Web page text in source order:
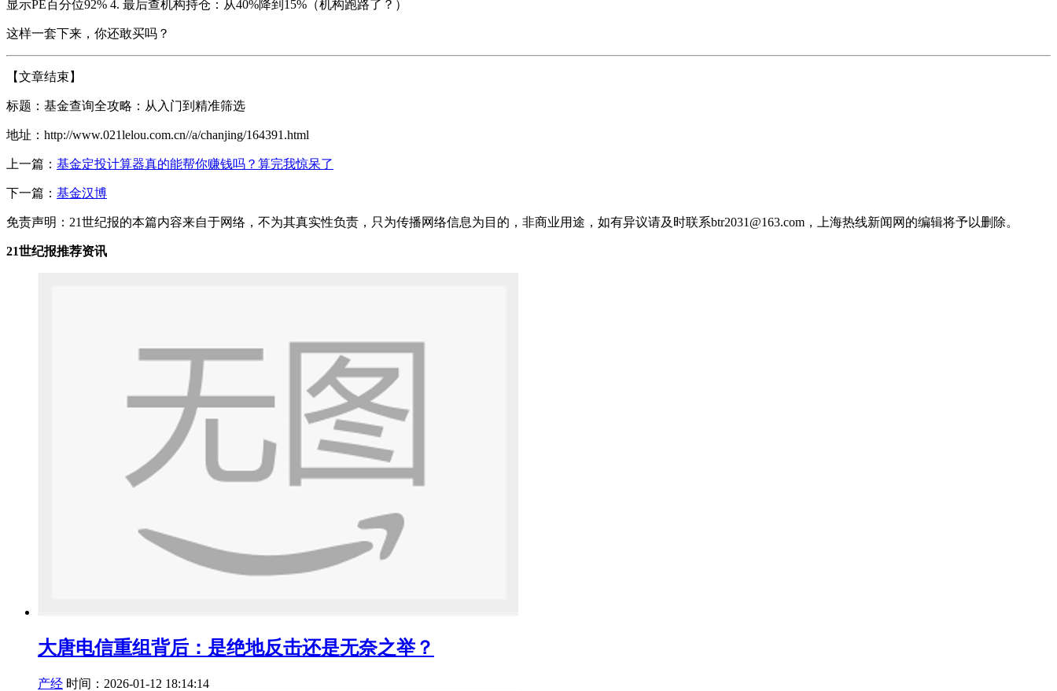
显示PE百分位92% 4. 最后查机构持仓：从40%降到15%（机构跑路了？）
这样一套下来，你还敢买吗？
【文章结束】
标题：基金查询全攻略：从入门到精准筛选
地址：http://www.021lelou.com.cn//a/chanjing/164391.html
上一篇： 基金定投计算器真的能帮你赚钱吗？算完我惊呆了
下一篇： 基金汉博
免责声明：21世纪报的本篇内容来自于网络，不为其真实性负责，只为传播网络信息为目的，非商业用途，如有异议请及时联系btr2031@163.com，上海热线新闻网的编辑将予以删除。
21世纪报推荐资讯
大唐电信重组背后：是绝地反击还是无奈之举？
产经 时间：2026-01-12 18:14:14